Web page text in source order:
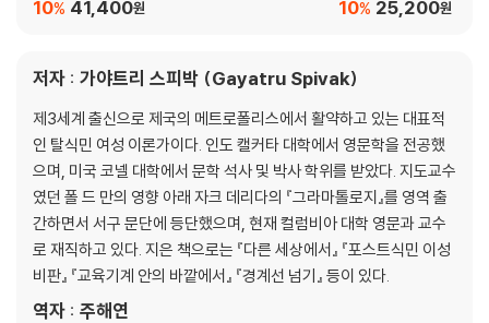
41,400원
10% 25,200원
10%
저자 : 가야트리 스피박 (Gayatru Spivak)
제3세계 출신으로 제국의 메트로폴리스에서 활약하고 있는 대표적
인 탈식민 여성 이론가이다. 인도 캘커타 대학에서 영문학을 전공했
으며, 미국 코넬 대학에서 문학 석사 및 박사 학위를 받았다. 지도교수
였던 폴 드 만의 영향 아래 자크 데리다의 『그라마톨로지』를 영역 출
간하면서 서구 문단에 등단했으며, 현재 컬럼비아 대학 영문과 교수
로 재직하고 있다. 지은 책으로는 『다른 세상에서』 『포스트식민 이성
비판』 『교육기계 안의 바깥에서』 『경계선 넘기』 등이 있다.
역자 : 주해연